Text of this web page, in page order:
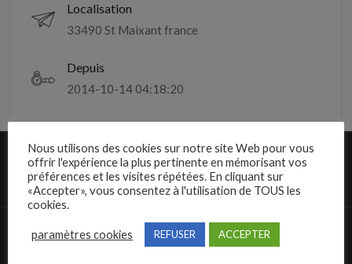
Localisation
33490 St Maixant france
Depuis
2014-10-14 04:18:20
10,389 57235
Nous utilisons des cookies sur notre site Web pour vous
offrir l'expérience la plus pertinente en mémorisant vos
préférences et les visites répétées. En cliquant sur
«Accepter», vous consentez à l'utilisation de TOUS les
cookies.
paramètres cookies REFUSER ACCEPTER